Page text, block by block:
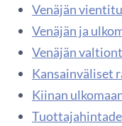
Venäjän
Venäjän ja
Venäjän
Kansainväliset
Kiinan